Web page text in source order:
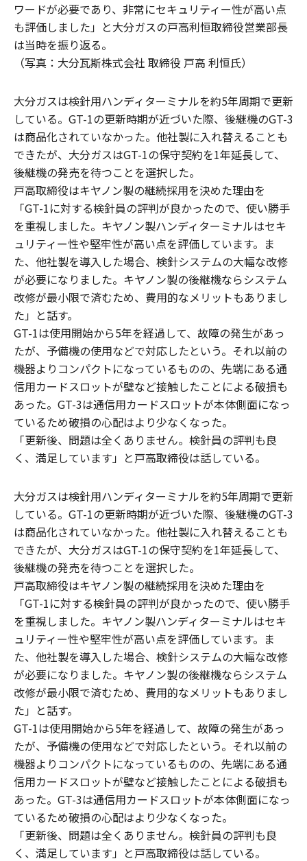
ワードが必要であり、非常にセキュリティー性が高い点
も評価しました」と大分ガスの戸高利恒取締役営業部長
は当時を振り返る。
（写真：大分瓦斯株式会社 取締役 戸高 利恒氏）
大分ガスは検針用ハンディターミナルを約5年周期で更新
している。GT-1の更新時期が近づいた際、後継機のGT-3
は商品化されていなかった。他社製に入れ替えることも
できたが、大分ガスはGT-1の保守契約を1年延長して、
後継機の発売を待つことを選択した。
戸高取締役はキヤノン製の継続採用を決めた理由を
「GT-1に対する検針員の評判が良かったので、使い勝手
を重視しました。キヤノン製ハンディターミナルはセキ
ュリティー性や堅牢性が高い点を評価しています。ま
た、他社製を導入した場合、検針システムの大幅な改修
が必要になりました。キヤノン製の後継機ならシステム
改修が最小限で済むため、費用的なメリットもありまし
た」と話す。
GT-1は使用開始から5年を経過して、故障の発生があっ
たが、予備機の使用などで対応したという。それ以前の
機器よりコンパクトになっているものの、先端にある通
信用カードスロットが壁など接触したことによる破損も
あった。GT-3は通信用カードスロットが本体側面になっ
ているため破損の心配はより少なくなった。
「更新後、問題は全くありません。検針員の評判も良
く、満足しています」と戸高取締役は話している。
大分ガスは検針用ハンディターミナルを約5年周期で更新
している。GT-1の更新時期が近づいた際、後継機のGT-3
は商品化されていなかった。他社製に入れ替えることも
できたが、大分ガスはGT-1の保守契約を1年延長して、
後継機の発売を待つことを選択した。
戸高取締役はキヤノン製の継続採用を決めた理由を
「GT-1に対する検針員の評判が良かったので、使い勝手
を重視しました。キヤノン製ハンディターミナルはセキ
ュリティー性や堅牢性が高い点を評価しています。ま
た、他社製を導入した場合、検針システムの大幅な改修
が必要になりました。キヤノン製の後継機ならシステム
改修が最小限で済むため、費用的なメリットもありまし
た」と話す。
GT-1は使用開始から5年を経過して、故障の発生があっ
たが、予備機の使用などで対応したという。それ以前の
機器よりコンパクトになっているものの、先端にある通
信用カードスロットが壁など接触したことによる破損も
あった。GT-3は通信用カードスロットが本体側面になっ
ているため破損の心配はより少なくなった。
「更新後、問題は全くありません。検針員の評判も良
く、満足しています」と戸高取締役は話している。